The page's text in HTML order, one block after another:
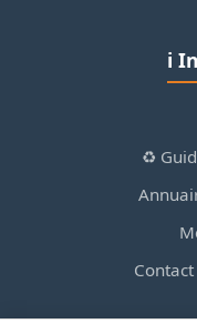
ℹ️
♻️